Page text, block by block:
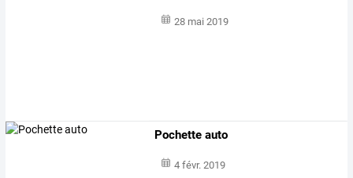
28 mai 2019
Pochette auto
4 févr. 2019